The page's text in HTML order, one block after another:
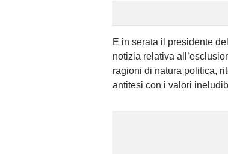
E in serata il presidente
notizia relativa
ragioni di natura politica,
antitesi con i valori